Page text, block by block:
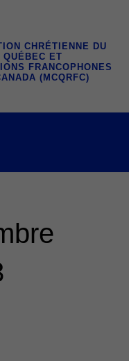
CHRÉTIENNE DU
QUÉBEC ET
FRANCOPHONES
(MCQRFC)